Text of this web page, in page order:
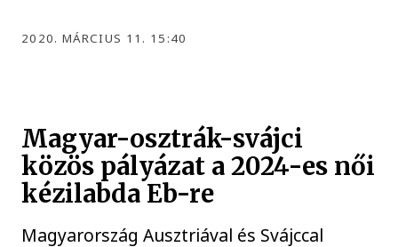
2020. MÁRCIUS 11. 15:40
Magyar-osztrák-svájci
közös pályázat a 2024-es női
kézilabda Eb-re
Magyarország Ausztriával és Svájccal